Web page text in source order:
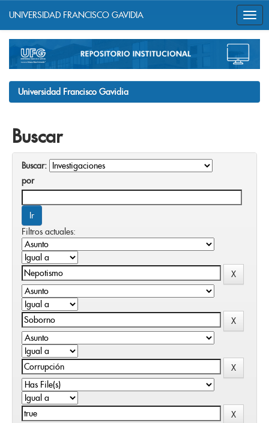
navigation
UNIVERSIDAD FRANCISCO GAVIDIA
Universidad Francisco Gavidia
Buscar
Buscar:
por
Filtros actuales: